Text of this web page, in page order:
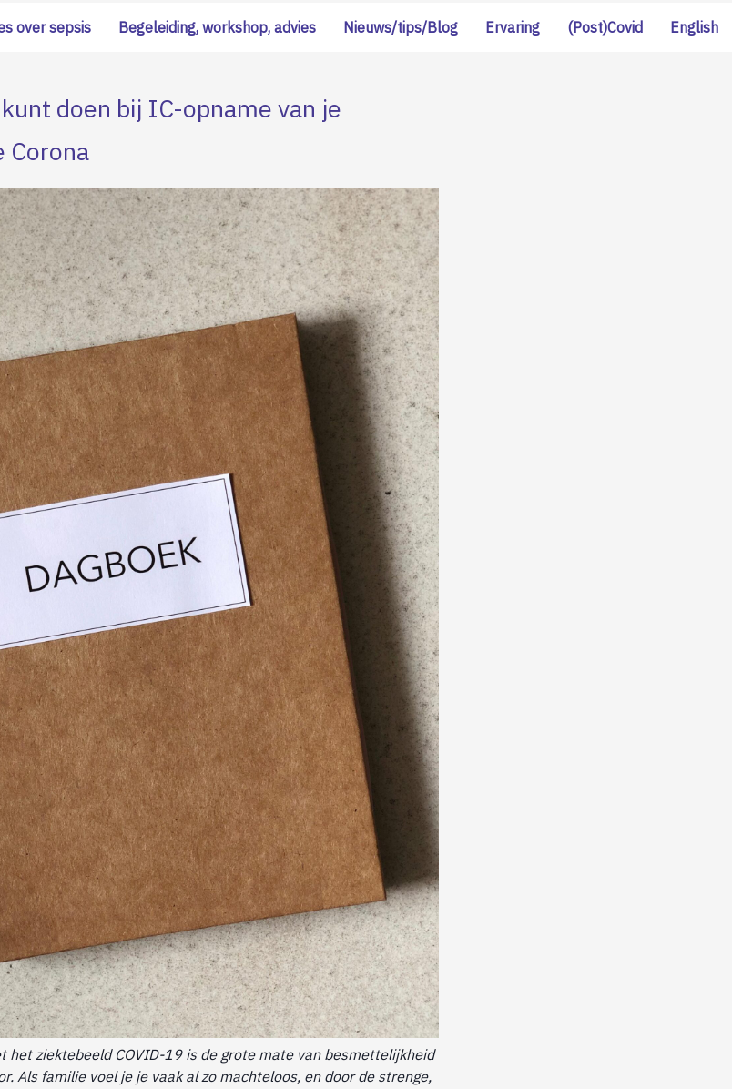
doen bij IC-opname van je
Corona
het ziektebeeld COVID-19 is de grote mate van besmettelijkheid
Als familie voel je je vaak al zo machteloos, en door de strenge,
over sepsis Begeleiding, workshop, advies Nieuws/tips/Blog Ervaring (Post)Covid English